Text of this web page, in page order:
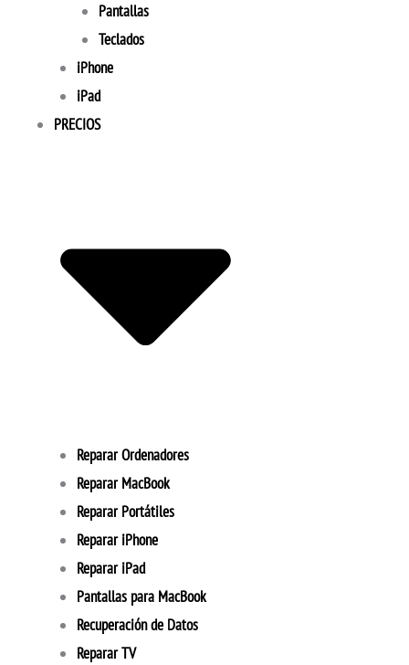
Pantallas
Teclados
iPhone
iPad
PRECIOS
Reparar Ordenadores
Reparar MacBook
Reparar Portátiles
Reparar iPhone
Reparar iPad
Pantallas para MacBook
Recuperación de Datos
Reparar TV